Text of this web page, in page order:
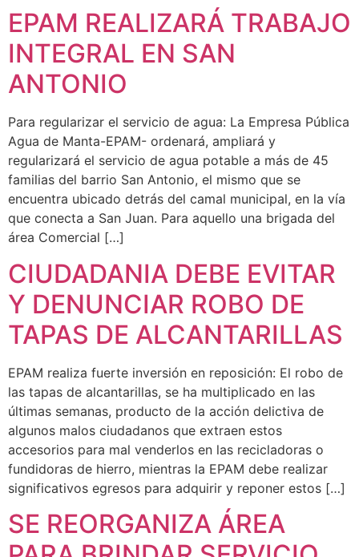
EPAM REALIZARÁ TRABAJO
INTEGRAL EN SAN
ANTONIO
Para regularizar el servicio de agua: La Empresa Pública
Agua de Manta-EPAM- ordenará, ampliará y
regularizará el servicio de agua potable a más de 45
familias del barrio San Antonio, el mismo que se
encuentra ubicado detrás del camal municipal, en la vía
que conecta a San Juan. Para aquello una brigada del
área Comercial […]
CIUDADANIA DEBE EVITAR
Y DENUNCIAR ROBO DE
TAPAS DE ALCANTARILLAS
EPAM realiza fuerte inversión en reposición: El robo de
las tapas de alcantarillas, se ha multiplicado en las
últimas semanas, producto de la acción delictiva de
algunos malos ciudadanos que extraen estos
accesorios para mal venderlos en las recicladoras o
fundidoras de hierro, mientras la EPAM debe realizar
significativos egresos para adquirir y reponer estos […]
SE REORGANIZA ÁREA